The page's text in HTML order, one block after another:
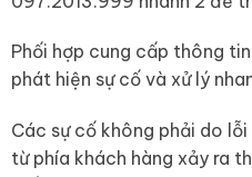
Phối hợp cung cấp thông
phát hiện sự cố và xử lý
Các sự cố không phải do
từ phía khách hàng xảy ra